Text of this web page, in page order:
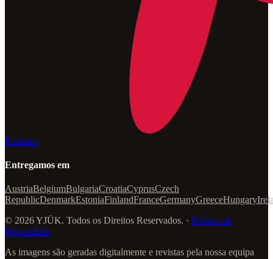
Pinterest
Entregamos em
AustriaBelgiumBulgariaCroatiaCyprusCzech
RepublicDenmarkEstoniaFinlandFranceGermanyGreeceHungary
© 2026 YJÜK. Todos os Direitos Reservados. · Política de
Privacidade
As imagens são geradas digitalmente e revistas pela nossa equipa